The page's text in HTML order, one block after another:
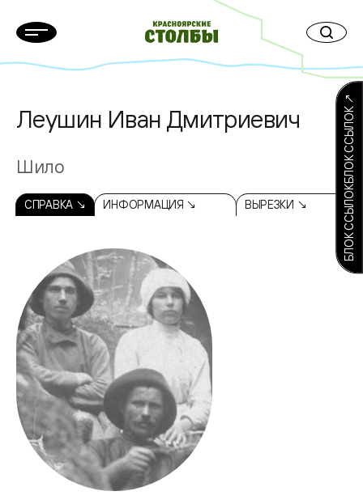
Леушин Иван Дмитриевич
Шило
СПРАВКА ↘ ИНФОРМАЦИЯ ↘ ВЫРЕЗКИ ↘ БЛОК ССЫЛОКБЛОК ССЫЛОК ↗